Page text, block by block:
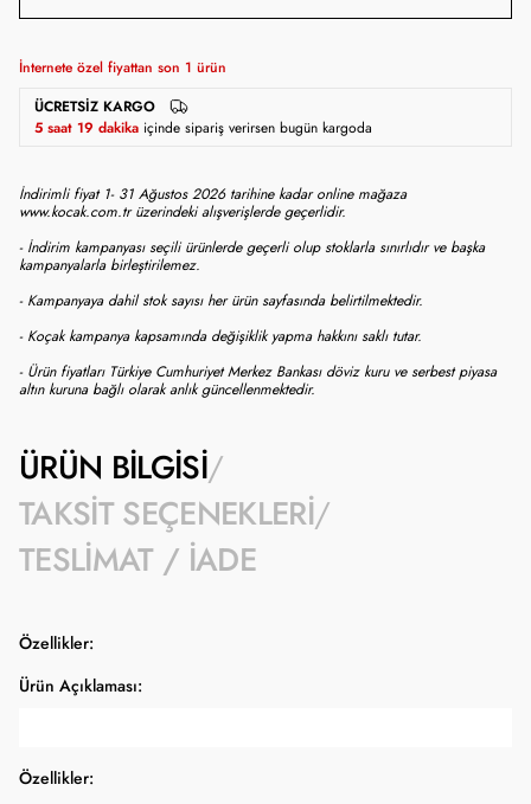
İnternete özel fiyattan son 1 ürün
ÜCRETSIZ KARGO
5 saat 19 dakika içinde sipariş verirsen bugün kargoda
İndirimli fiyat 1- 31 Ağustos 2026 tarihine kadar online mağaza
www.kocak.com.tr üzerindeki alışverişlerde geçerlidir.
- İndirim kampanyası seçili ürünlerde geçerli olup stoklarla sınırlıdır ve başka
kampanyalarla birleştirilemez.
- Kampanyaya dahil stok sayısı her ürün sayfasında belirtilmektedir.
- Koçak kampanya kapsamında değişiklik yapma hakkını saklı tutar.
- Ürün fiyatları Türkiye Cumhuriyet Merkez Bankası döviz kuru ve serbest piyasa
altın kuruna bağlı olarak anlık güncellenmektedir.
ÜRÜN BILGISI
TAKSIT SEÇENEKLERI
TESLIMAT / İADE
Özellikler:
Ürün Açıklaması:
Özellikler: